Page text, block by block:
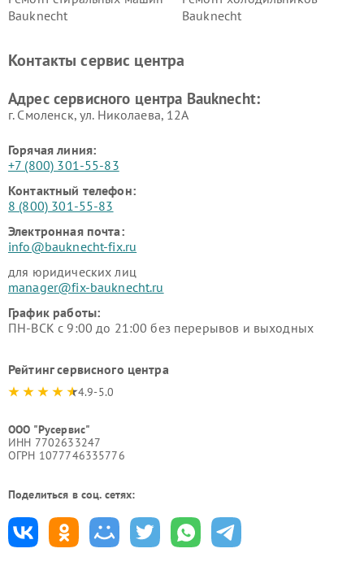
Bauknecht
Bauknecht
Контакты сервис центра
Адрес сервисного центра Bauknecht:
г. Смоленск, ул. Николаева, 12А
Горячая линия:
+7 (800) 301-55-83
Контактный телефон:
8 (800) 301-55-83
Электронная почта:
info@bauknecht-fix.ru
для юридических лиц
manager@fix-bauknecht.ru
График работы:
ПН-ВСК с 9:00 до 21:00 без перерывов и выходных
Рейтинг сервисного центра
4.9-5.0
ООО "Русервис"
ИНН 7702633247
ОГРН 1077746335776
Поделиться в соц. сетях: